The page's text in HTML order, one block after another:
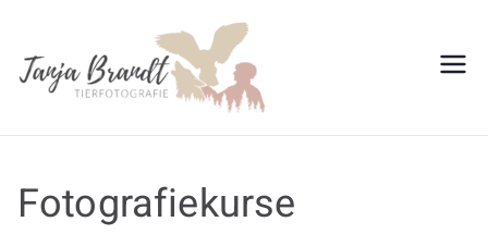
springen
Fotografiekurse